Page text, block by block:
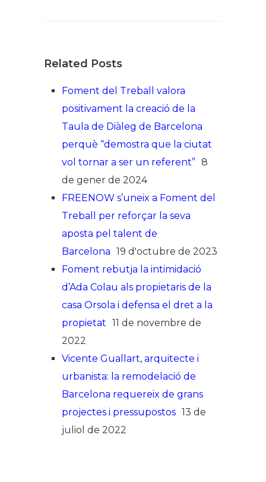
Related Posts
Foment del Treball valora
positivament la creació de la
Taula de Diàleg de Barcelona
perquè “demostra que la ciutat
vol tornar a ser un referent” 8
de gener de 2024
FREENOW s’uneix a Foment del
Treball per reforçar la seva
aposta pel talent de
Barcelona 19 d'octubre de 2023
Foment rebutja la intimidació
d’Ada Colau als propietaris de la
casa Orsola i defensa el dret a la
propietat 11 de novembre de
2022
Vicente Guallart, arquitecte i
urbanista: la remodelació de
Barcelona requereix de grans
projectes i pressupostos 13 de
juliol de 2022